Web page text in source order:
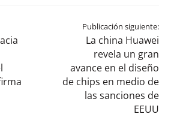
Publicación siguiente:
La china Huawei
revela un gran
avance en el diseño
de chips en medio de
las sanciones de
EEUU